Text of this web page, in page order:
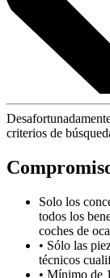
criterios de
Solo los
todos los
coches de
• Sólo las
técnicos
• Mínimo de